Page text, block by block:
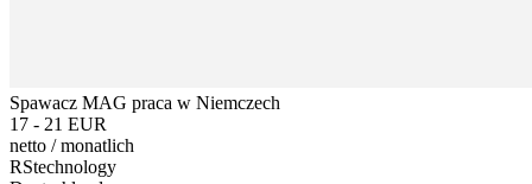
Spawacz MAG praca w Niemczech
17 - 21 EUR
netto /monatlich
RStechnology